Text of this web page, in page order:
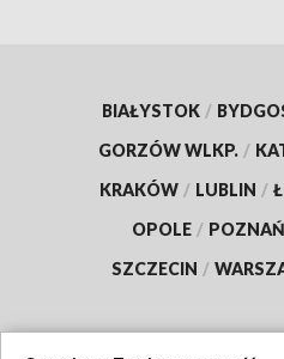
BIAŁYSTOK /
GORZÓW WLKP. /
KRAKÓW / LUBLIN /
OPOLE / POZNAŃ
SZCZECIN /